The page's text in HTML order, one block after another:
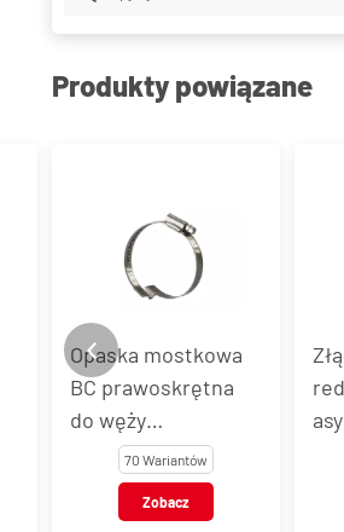
Produkty powiązane
Opaska mostkowa
BC prawoskrętna
do węży
wzmacnianych
spiralą, stal AISI 316
70 Wariantów
Zobacz